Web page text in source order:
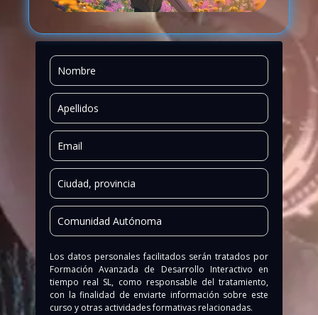
Los datos personales facilitados serán tratados por
Formación Avanzada de Desarrollo Interactivo en
tiempo real SL, como responsable del tratamiento,
con la finalidad de enviarte información sobre este
curso y otras actividades formativas relacionadas.